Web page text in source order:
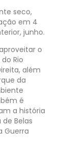
seco,
em 4
junho.
o
Rio
além
da
é
a história
Belas
Guerra